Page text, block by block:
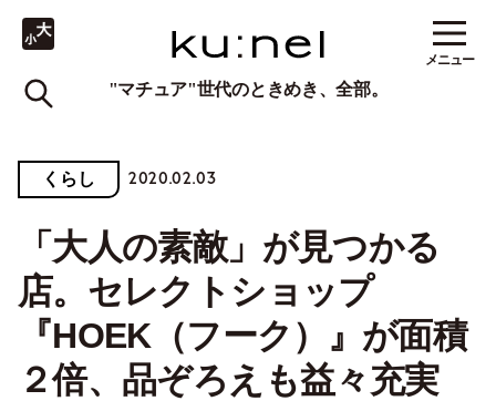
"マチュア"世代のときめき、全部。
メニュー
くらし 2020.02.03
「大人の素敵」が見つかる
店。セレクトショップ
『HOEK（フーク）』が面積
２倍、品ぞろえも益々充実